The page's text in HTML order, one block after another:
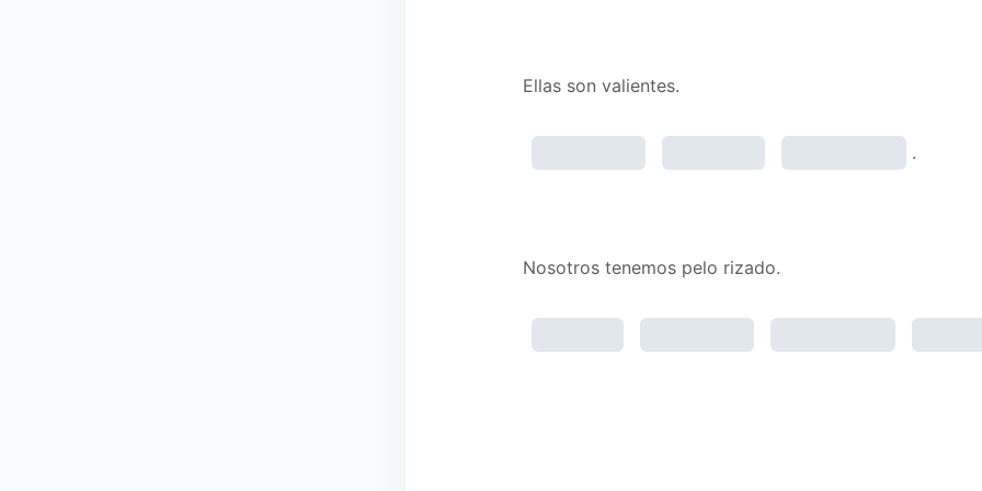
Ellas son valientes.
.
Nosotros tenemos pelo rizado.